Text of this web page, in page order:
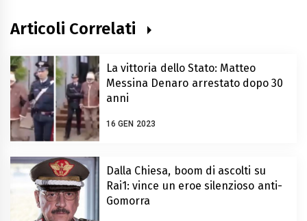
Articoli Correlati
La vittoria dello Stato: Matteo
Messina Denaro arrestato dopo 30
anni
16 GEN 2023
Dalla Chiesa, boom di ascolti su
Rai1: vince un eroe silenzioso anti-
Gomorra